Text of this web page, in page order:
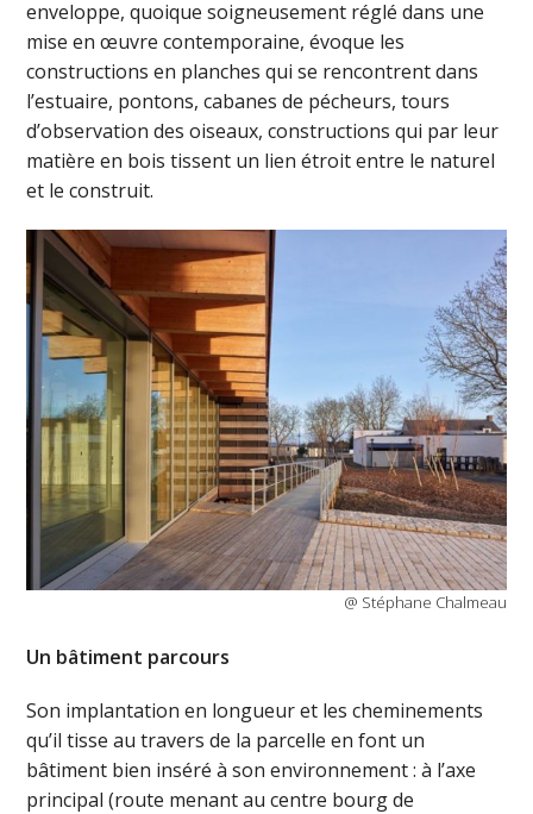
enveloppe, quoique soigneusement réglé dans une
mise en œuvre contemporaine, évoque les
constructions en planches qui se rencontrent dans
l’estuaire, pontons, cabanes de pécheurs, tours
d’observation des oiseaux, constructions qui par leur
matière en bois tissent un lien étroit entre le naturel
et le construit.
@ Stéphane Chalmeau
Un bâtiment parcours
Son implantation en longueur et les cheminements
qu’il tisse au travers de la parcelle en font un
bâtiment bien inséré à son environnement : à l’axe
principal (route menant au centre bourg de